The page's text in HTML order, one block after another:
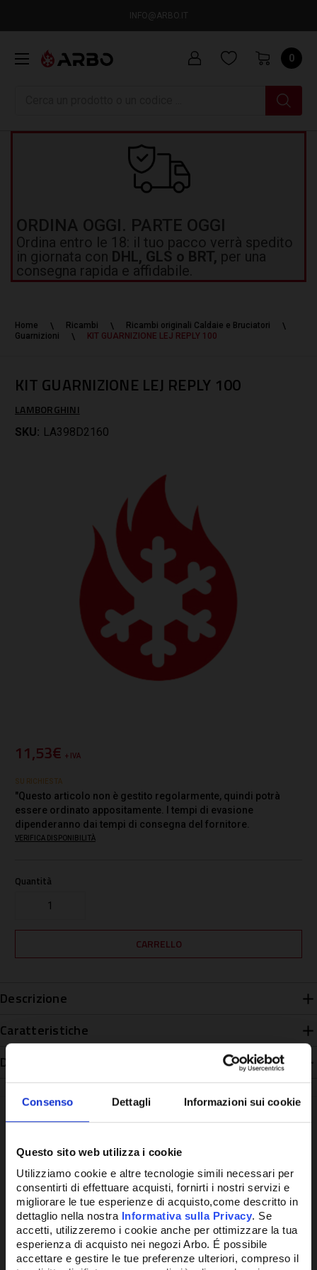
Consenso Dettagli Informazioni sui cookie
Questo sito web utilizza i cookie
Utilizziamo cookie e altre tecnologie simili necessari per
consentirti di effettuare acquisti, fornirti i nostri servizi e
migliorare le tue esperienze di acquisto,come descritto in
dettaglio nella nostra Informativa sulla Privacy. Se
accetti, utilizzeremo i cookie anche per ottimizzare la tua
esperienza di acquisto nei negozi Arbo. É possibile
accettare e gestire le tue preferenze ulteriori, compreso il
INFO@ARBO.IT
0
ORDINA OGGI. PARTE OGGI
Ordina entro le 18: il tuo pacco verrà spedito
in giornata con DHL, GLS o BRT, per una
consegna rapida e affidabile.
Home Ricambi
Ricambi originali Caldaie e Bruciatori
Guarnizioni
KIT GUARNIZIONE LEJ REPLY 100
KIT GUARNIZIONE LEJ REPLY 100
LAMBORGHINI
SKU: LA398D2160
11,53€ + IVA
SU RICHIESTA
"Questo articolo non è gestito regolarmente, quindi potrà
essere ordinato appositamente. I tempi di evasione
dipenderanno dai tempi di consegna del fornitore.
VERIFICA DISPONIBILITÀ
Quantità
Descrizione
Caratteristiche
Disponibilità
Potrebbe anche interessarti